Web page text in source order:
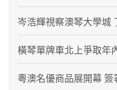
岑浩輝視察澳琴大學城
橫琴單牌車北上爭取年
粵澳名優商品展開幕 簽